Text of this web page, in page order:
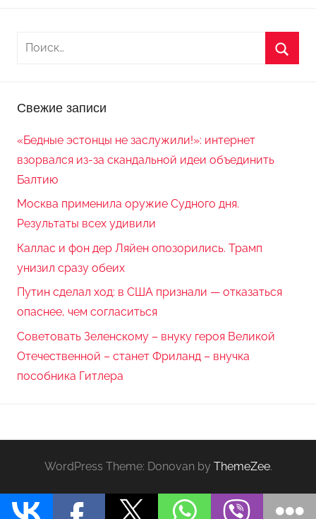
Свежие записи
«Бедные эстонцы не заслужили!»: интернет
взорвался из-за скандальной идеи объединить
Балтию
Москва применила оружие Судного дня.
Результаты всех удивили
Каллас и фон дер Ляйен опозорились. Трамп
унизил сразу обеих
Путин сделал ход: в США признали — отказаться
опаснее, чем согласиться
Советовать Зеленскому – внуку героя Великой
Отечественной – станет Фриланд – внучка
пособника Гитлера
WordPress Theme: Donovan by ThemeZee.